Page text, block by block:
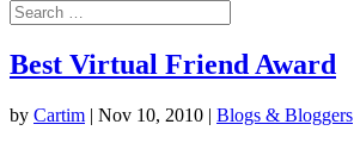
Best Virtual Friend Award
by Cartim | Nov 10, 2010 | Blogs & Bloggers